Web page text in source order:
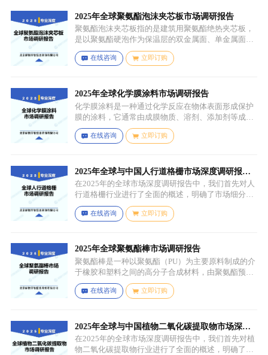
力学性能，质地较脆且强度较低。
2025年全球聚氨酯泡沫夹芯板市场调研报告
聚氨酯泡沫夹芯板指的是建筑用聚氨酯绝热夹芯板，
是以聚氨酯硬泡作为保温层的双金属面、单金属面或
非金属面复合板材。
在线咨询 立即订购
2025年全球化学膜涂料市场调研报告
化学膜涂料是一种通过化学反应在物体表面形成保护
膜的涂料，它通常由成膜物质、溶剂、添加剂等成分
组成。成膜物质是涂料的主要成分，它在施工后通过
化学反应（如聚合反应、交联反应等）形成连续的、
可改善涂料的性能，如提高附着力、耐候性、耐腐蚀
性等。
在线咨询 立即订购
2025年全球与中国人行道格栅市场深度调研报
告：行业趋势与投资前景分析
在2025年的全球市场深度调研报告中，我们首先对人
行道格栅行业进行了全面的概述，明确了市场细分与
应用场景。通过对细分产品的定义与特点进行深入分
析，我们揭示了关键应用场景及其客群洞察。
在线咨询 立即订购
2025年全球聚氨酯棒市场调研报告
聚氨酯棒是一种以聚氨酯（PU）为主要原料制成的介
于橡胶和塑料之间的高分子合成材料，由聚氨酯预聚
体、扩链剂、低分子量多元醇、助剂等组成，其中，
预聚体是基础原料，决定了聚氨酯棒的基本性能，扩
如增塑剂、填充剂、着色剂、抗氧剂、光稳定剂、阻
燃剂等，可改善材料的加工性能、物理性能和化学性
能等。
在线咨询 立即订购
2025年全球与中国植物二氧化碳提取物市场深度
调研报告：行业趋势与投资前景分析
在2025年的全球市场深度调研报告中，我们首先对植
物二氧化碳提取物行业进行了全面的概述，明确了市